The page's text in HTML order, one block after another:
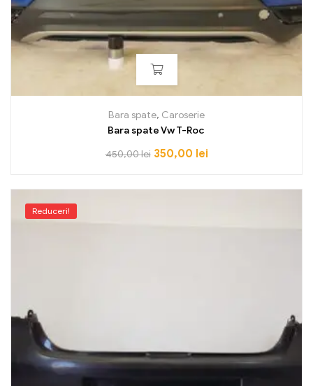
Bara spate, Caroserie
Bara spate Vw T-Roc
450,00lei 350,00 lei
Reduceri!